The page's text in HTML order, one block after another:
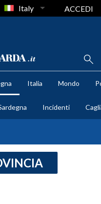
Italy ACCEDI
Italia Mondo
Incidenti